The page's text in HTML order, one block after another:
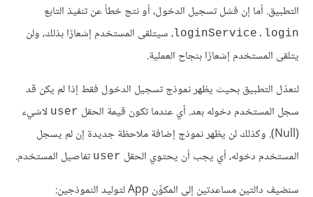
التطبيق. أما إن فشل تسجيل الدخول، أو نتج خطأ عن تنفيذ التابع
loginService.login، سيتلقى المستخدم إشعارًا بذلك، ولن
يتلقى المستخدم إشعارًا بنجاح العملية.
لنعدّل التطبيق بحيث يظهر نموذج تسجيل الدخول فقط إذا لم يكن قد
سجل المستخدم دخوله بعد. أي عندما تكون قيمة الحقل user لاشيء
(Null). وكذلك لن يظهر نموذج إضافة ملاحظة جديدة إن لم يسجل
المستخدم دخوله، أي يجب أن يحتوي الحقل user تفاصيل المستخدم.
سنضيف دالتين مساعدتين إلى المكوِّن App لتوليد النموذجين: